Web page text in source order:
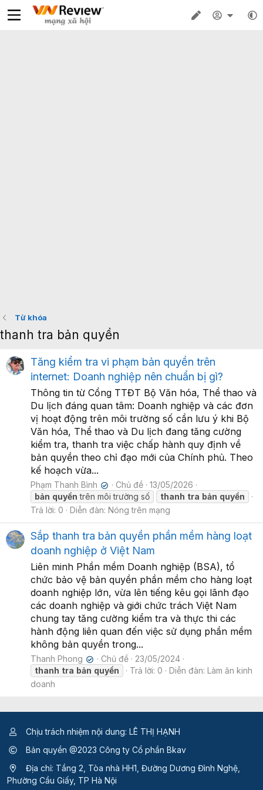
Từ khóa
thanh tra bản quyền
Tăng kiểm tra vi phạm bản quyền trên
internet: Doanh nghiệp nên chuẩn bị gì?
Thông tin từ Cổng TTĐT Bộ Văn hóa, Thể thao và
Du lịch đáng quan tâm: Doanh nghiệp và các đơn
vị hoạt động trên môi trường số cần lưu ý khi Bộ
Văn hóa, Thể thao và Du lịch đang tăng cường
kiểm tra, thanh tra việc chấp hành quy định về
bản quyền theo chỉ đạo mới của Chính phủ. Theo
kế hoạch vừa...
Phạm Thanh Bình ✔ Chủ đề
13/05/2026
bản quyền trên môi trường số thanh tra bản quyền
Trả lời: 0
Diễn đàn: Nóng trên mạng
Sắp thanh tra bản quyền phần mềm hàng loạt
doanh nghiệp ở Việt Nam
Liên minh Phần mềm Doanh nghiệp (BSA), tổ
chức bảo vệ bản quyền phần mềm cho hàng loạt
doanh nghiệp lớn, vừa lên tiếng kêu gọi lãnh đạo
các doanh nghiệp và giới chức trách Việt Nam
chung tay tăng cường kiểm tra và thực thi các
hành động liên quan đến việc sử dụng phần mềm
không bản quyền trong...
Thanh Phong ✔ Chủ đề
23/05/2024
thanh tra bản quyền Trả lời: 0 Diễn đàn: Làm ăn kinh
doanh
Chịu trách nhiệm nội dung: LÊ THỊ HẠNH
Bản quyền @2023 Công ty Cổ phần Bkav
Địa chỉ: Tầng 2, Tòa nhà HH1, Đường Dương Đình Nghệ,
Phường Cầu Giấy, TP Hà Nội